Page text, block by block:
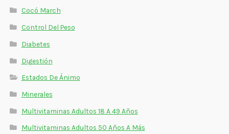
Cocó March
Control Del Peso
Diabetes
Digestión
Estados De Ánimo
Minerales
Multivitaminas Adultos 18 A 49 Años
Multivitaminas Adultos 50 Años A Más